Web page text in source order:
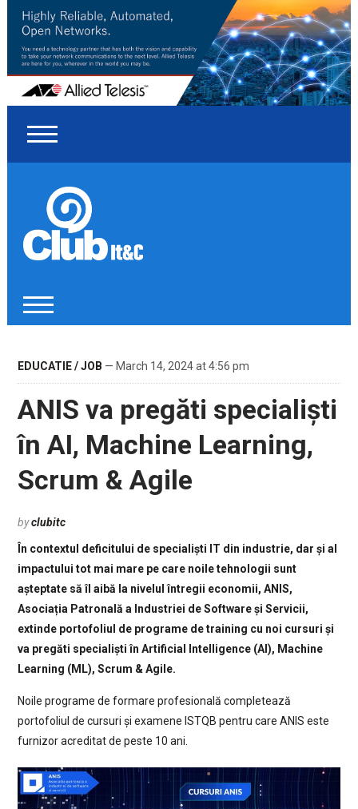
EDUCATIE / JOB — March 14, 2024 at 4:56 pm
ANIS va pregăti specialiști
în AI, Machine Learning,
Scrum & Agile
byclubitc
În contextul deficitului de specialiști IT din industrie, dar și al
impactului tot mai mare pe care noile tehnologii sunt
așteptate să îl aibă la nivelul întregii economii, ANIS,
Asociația Patronală a Industriei de Software și Servicii,
extinde portofoliul de programe de training cu noi cursuri și
va pregăti specialiști în Artificial Intelligence (AI), Machine
Learning (ML), Scrum & Agile.
Noile programe de formare profesională completează
portofoliul de cursuri și examene ISTQB pentru care ANIS este
furnizor acreditat de peste 10 ani.